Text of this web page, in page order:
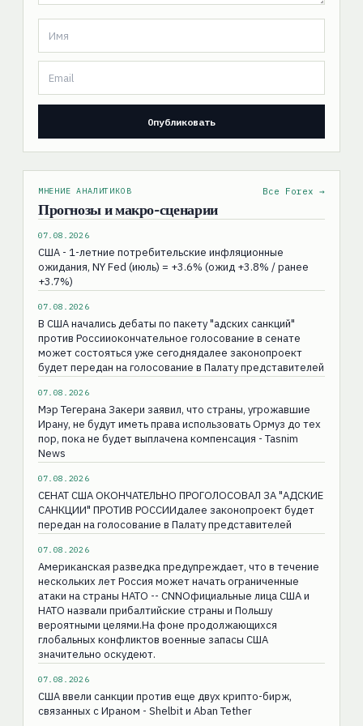
МНЕНИЕ АНАЛИТИКОВ
Прогнозы и макро-сценарии
Все Forex →
07.08.2026
США - 1-летние потребительские инфляционные
ожидания, NY Fed (июль) = +3.6% (ожид +3.8% / ранее
+3.7%)
07.08.2026
В США начались дебаты по пакету "адских санкций"
против Россииокончательное голосование в сенате
может состояться уже сегоднядалее законопроект
будет передан на голосование в Палату представителей
07.08.2026
Мэр Тегерана Закери заявил, что страны, угрожавшие
Ирану, не будут иметь права использовать Ормуз до тех
пор, пока не будет выплачена компенсация - Tasnim
News
07.08.2026
СЕНАТ США ОКОНЧАТЕЛЬНО ПРОГОЛОСОВАЛ ЗА "АДСКИЕ
САНКЦИИ" ПРОТИВ РОССИИдалее законопроект будет
передан на голосование в Палату представителей
07.08.2026
Американская разведка предупреждает, что в течение
нескольких лет Россия может начать ограниченные
атаки на страны НАТО -- CNNОфициальные лица США и
НАТО назвали прибалтийские страны и Польшу
вероятными целями.На фоне продолжающихся
глобальных конфликтов военные запасы США
значительно оскудеют.
07.08.2026
США ввели санкции против еще двух крипто-бирж,
связанных с Ираном - Shelbit и Aban Tether